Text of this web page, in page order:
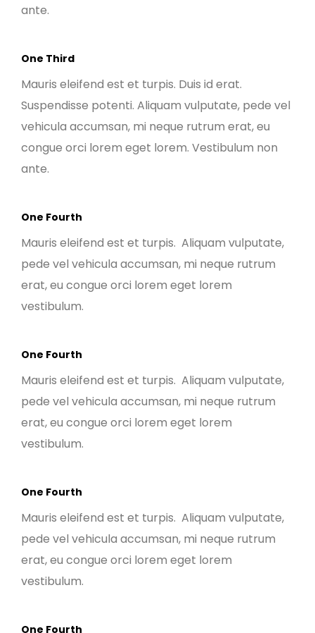
ante.
One Third
Mauris eleifend est et turpis. Duis id erat.
Suspendisse potenti. Aliquam vulputate, pede vel
vehicula accumsan, mi neque rutrum erat, eu
congue orci lorem eget lorem. Vestibulum non
ante.
One Fourth
Mauris eleifend est et turpis. Aliquam vulputate,
pede vel vehicula accumsan, mi neque rutrum
erat, eu congue orci lorem eget lorem
vestibulum.
One Fourth
Mauris eleifend est et turpis. Aliquam vulputate,
pede vel vehicula accumsan, mi neque rutrum
erat, eu congue orci lorem eget lorem
vestibulum.
One Fourth
Mauris eleifend est et turpis. Aliquam vulputate,
pede vel vehicula accumsan, mi neque rutrum
erat, eu congue orci lorem eget lorem
vestibulum.
One Fourth